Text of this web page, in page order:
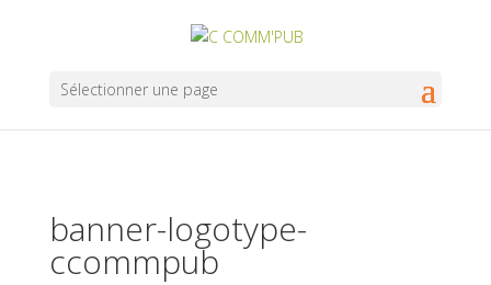
Sélectionner une page
banner-logotype-
ccommpub